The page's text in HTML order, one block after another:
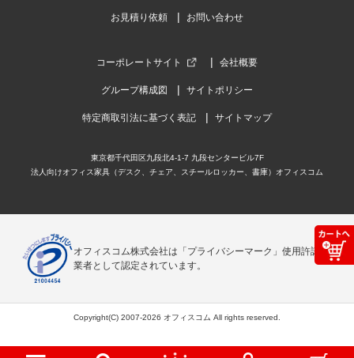
お見積り依頼 お問い合わせ
コーポレートサイト 会社概要
グループ構成図 サイトポリシー
特定商取引法に基づく表記 サイトマップ
東京都千代田区九段北4-1-7 九段センタービル7F
法人向けオフィス家具（デスク、チェア、スチールロッカー、書庫）オフィスコム
オフィスコム株式会社は「プライバシーマーク」使用許諾事
業者として認定されています。
Copyright(C) 2007-2026 オフィスコム All rights reserved.